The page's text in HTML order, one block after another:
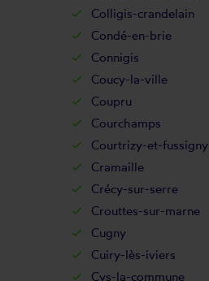
Colligis-crandelain
Condé-en-brie
Connigis
Coucy-la-ville
Coupru
Courchamps
Courtrizy-et-fussigny
Cramaille
Crécy-sur-serre
Crouttes-sur-marne
Cugny
Cuiry-lès-iviers
Cys-la-commune